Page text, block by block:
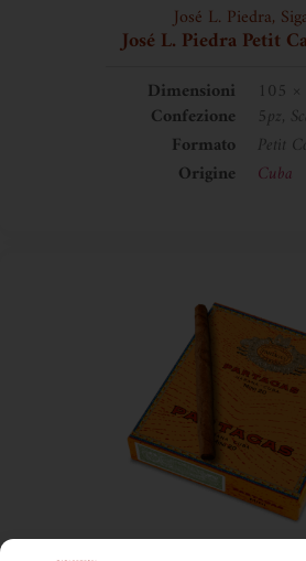
José L. Piedra,
José L. Piedra Petit
Dimensioni
105
Confezione
5pz,
Formato
Petit
Origine
Cuba